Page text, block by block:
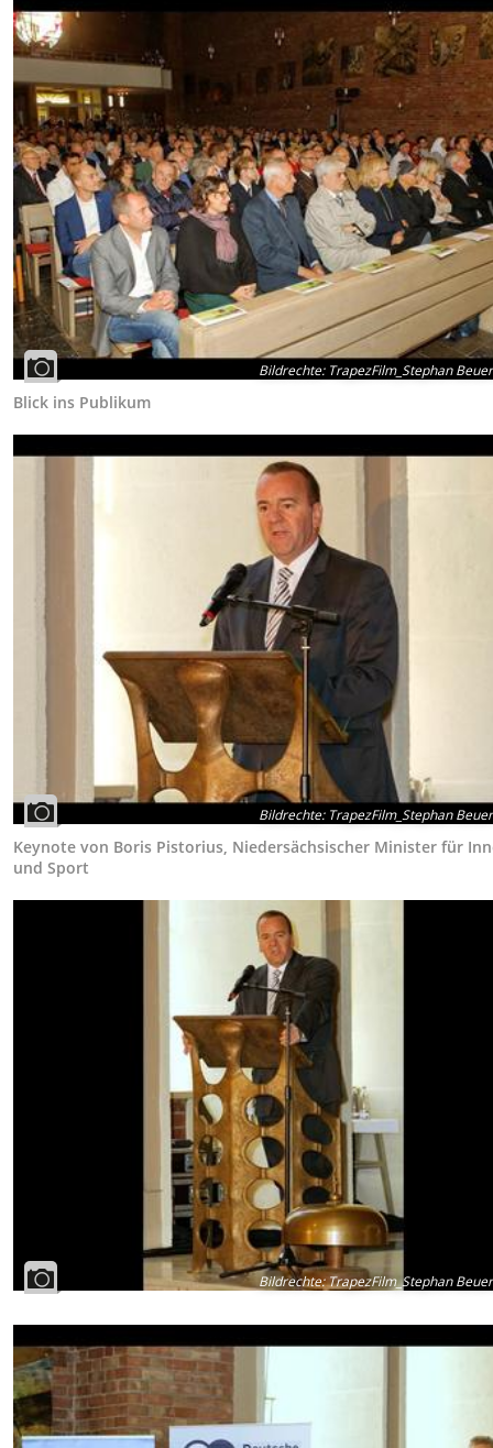
Bildrechte:TrapezFilm_Stephan
Blick ins Publikum
Bildrechte:TrapezFilm_Stephan
Keynote von Boris Pistorius, Niedersächsischer Minister für
und Sport
Bildrechte:TrapezFilm_Stephan